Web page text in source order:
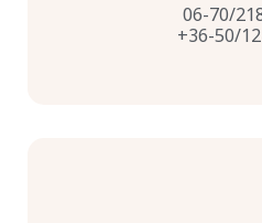
06-70/
+36-50/